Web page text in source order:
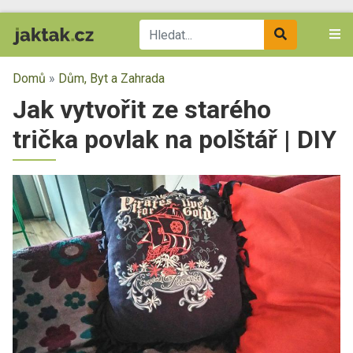
Domů » Dům, Byt a Zahrada
Jak vytvořit ze starého
trička povlak na polštář | DIY